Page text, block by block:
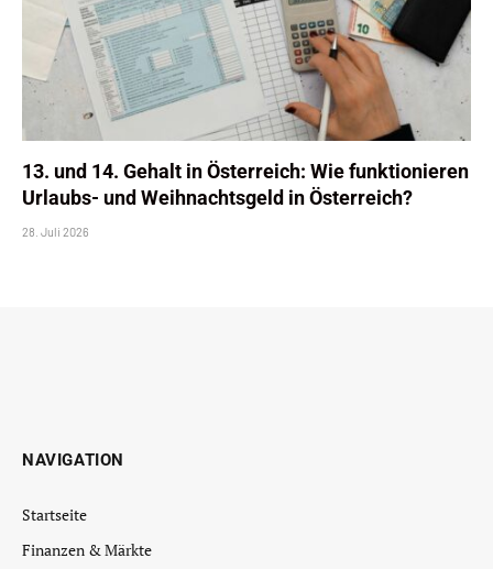
13. und 14. Gehalt in Österreich: Wie funktionieren
Urlaubs- und Weihnachtsgeld in Österreich?
28. Juli 2026
NAVIGATION
Startseite
Finanzen & Märkte